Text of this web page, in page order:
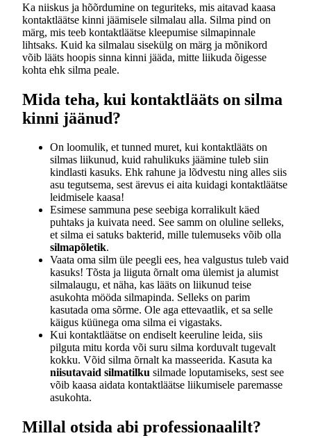
Ka niiskus ja hõõrdumine on teguriteks, mis aitavad kaasa
kontaktläätse kinni jäämisele silmalau alla. Silma pind on
märg, mis teeb kontaktläätse kleepumise silmapinnale
lihtsaks. Kuid ka silmalau sisekülg on märg ja mõnikord
võib lääts hoopis sinna kinni jääda, mitte liikuda õigesse
kohta ehk silma peale.
Mida teha, kui kontaktlääts on silma
kinni jäänud?
On loomulik, et tunned muret, kui kontaktlääts on
silmas liikunud, kuid rahulikuks jäämine tuleb siin
kindlasti kasuks. Ehk rahune ja lõdvestu ning alles siis
asu tegutsema, sest ärevus ei aita kuidagi kontaktläätse
leidmisele kaasa!
Esimese sammuna pese seebiga korralikult käed
puhtaks ja kuivata need. See samm on oluline selleks,
et silma ei satuks bakterid, mille tulemuseks võib olla
silmapõletik.
Vaata oma silm üle peegli ees, hea valgustus tuleb vaid
kasuks! Tõsta ja liiguta õrnalt oma ülemist ja alumist
silmalaugu, et näha, kas lääts on liikunud teise
asukohta mööda silmapinda. Selleks on parim
kasutada oma sõrme. Ole aga ettevaatlik, et sa selle
käigus küünega oma silma ei vigastaks.
Kui kontaktläätse on endiselt keeruline leida, siis
pilguta mitu korda või suru silma korduvalt tugevalt
kokku. Võid silma õrnalt ka masseerida. Kasuta ka
niisutavaid silmatilku silmade loputamiseks, sest see
võib kaasa aidata kontaktläätse liikumisele paremasse
asukohta.
Millal otsida abi professionaalilt?